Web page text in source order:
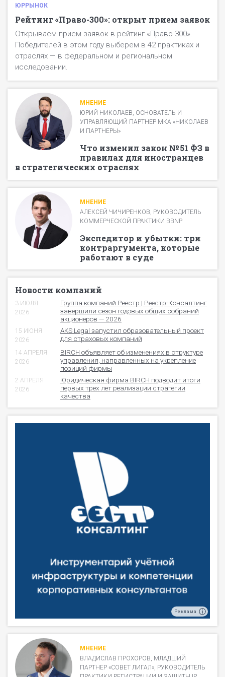
номинации в одной анкете);
финансовые документы — подтверждение
рэнкинге) в разделе «Загрузка документов»;
штатное расписание — подтверждение
В случае, если клиент не получил/не открыл письмо,
делается повторная рассылка по электронной
почте.
В случае, если участник указал контактный номер
Также организаторы рейтинга оставляют за собой
право позвонить клиенту.
Остальные билеты можно приобрести
дополнительно наevent.pravo.ru.
ЮРРЫНОК
Рейтинг «Право-300»: открыт прием заявок
Открываем прием заявок в рейтинг «Право-300».
Победителей в этом году выберем в 42 практиках и
отраслях — в федеральном и региональном
исследовании.
МНЕНИЕ
ЮРИЙ НИКОЛАЕВ, ОСНОВАТЕЛЬ И
УПРАВЛЯЮЩИЙ ПАРТНЕР МКА «НИКОЛАЕВ
И ПАРТНЕРЫ»
Что изменил закон № 51 ФЗ в
правилах для иностранцев
в стратегических отраслях
МНЕНИЕ
АЛЕКСЕЙ ЧИЧИРЕНКОВ, РУКОВОДИТЕЛЬ
КОММЕРЧЕСКОЙ ПРАКТИКИ BBNP
Экспедитор и убытки: три
контраргумента, которые
работают в суде
Новости компаний
3 ИЮЛЯ
2026
Группа компаний Реестр | Реестр-Консалтинг
завершили сезон годовых общих собраний
акционеров — 2026
15 ИЮНЯ
2026
AKS Legal запустил образовательный проект
для страховых компаний
14 АПРЕЛЯ
2026
BIRCH объявляет об изменениях в структуре
управления, направленных на укрепление
позиций фирмы
2 АПРЕЛЯ
2026
Юридическая фирма BIRCH подводит итоги
первых трех лет реализации стратегии
качества
Реклама
МНЕНИЕ
ВЛАДИСЛАВ ПРОХОРОВ, МЛАДШИЙ
ПАРТНЕР «СОВЕТ ЛИГАЛ», РУКОВОДИТЕЛЬ